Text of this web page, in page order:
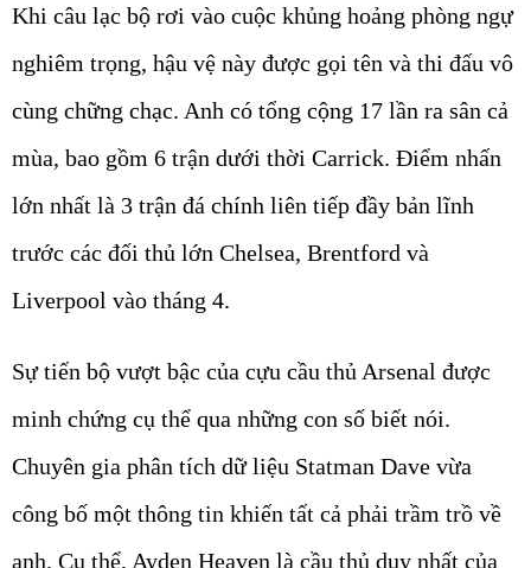
Khi câu lạc bộ rơi vào cuộc khủng hoảng phòng ngự
nghiêm trọng, hậu vệ này được gọi tên và thi đấu vô
cùng chững chạc. Anh có tổng cộng 17 lần ra sân cả
mùa, bao gồm 6 trận dưới thời Carrick. Điểm nhấn
lớn nhất là 3 trận đá chính liên tiếp đầy bản lĩnh
trước các đối thủ lớn Chelsea, Brentford và
Liverpool vào tháng 4.
Sự tiến bộ vượt bậc của cựu cầu thủ Arsenal được
minh chứng cụ thể qua những con số biết nói.
Chuyên gia phân tích dữ liệu Statman Dave vừa
công bố một thông tin khiến tất cả phải trầm trồ về
anh. Cụ thể, Ayden Heaven là cầu thủ duy nhất của